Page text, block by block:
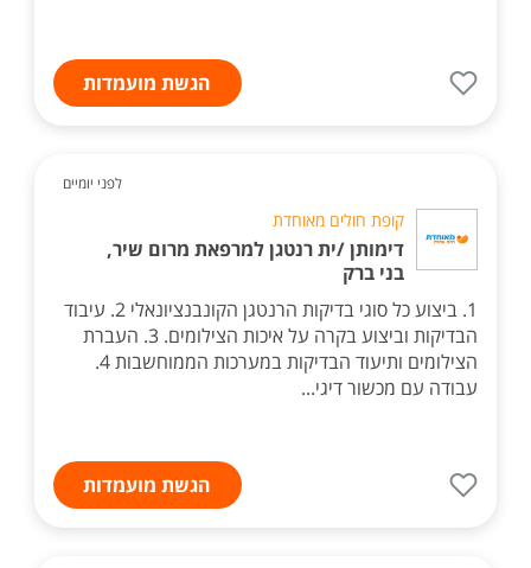
הגשת מועמדות
לפני יומיים
קופת חולים מאוחדת
דימותן /ית רנטגן למרפאת מרום שיר,
בני ברק
1. ביצוע כל סוגי בדיקות הרנטגן הקונבנציונאלי 2. עיבוד
הבדיקות וביצוע בקרה על איכות הצילומים. 3. העברת
הצילומים ותיעוד הבדיקות במערכות הממוחשבות 4.
עבודה עם מכשור דיגי...
הגשת מועמדות